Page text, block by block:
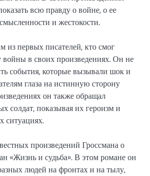
всю правду о войне, о ее
и жестокости.
из первых писателей, кто смог
войны в своих произведениях. Он не
события, которые вызывали шок и
глаза на истинную сторону
он также обращал
солдат, показывая их героизм и
ситуациях.
произведений Гроссмана о
«Жизнь и судьба». В этом романе он
людей на фронтах и на тылу,